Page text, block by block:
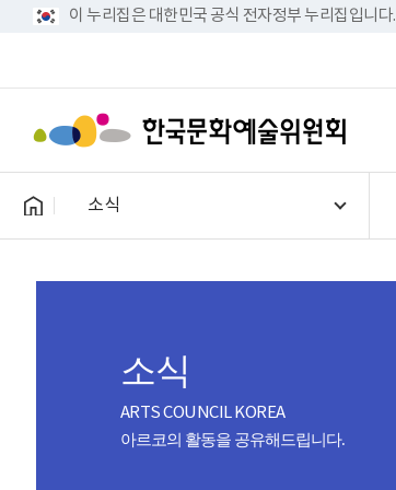
이 누리집은 대한민국 공식 전자정부 누리집입니다.
소식
소식
ARTS COUNCIL KOREA
아르코의 활동을 공유해드립니다.